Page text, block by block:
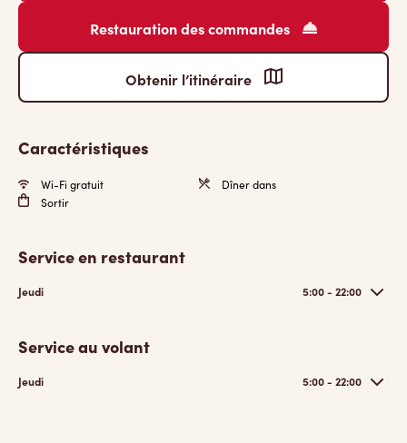
Restauration des commandes
Obtenir l’itinéraire
Caractéristiques
Wi-Fi gratuit
Dîner dans
Sortir
Service en restaurant
Jeudi 5:00 - 22:00
Service au volant
Jeudi 5:00 - 22:00